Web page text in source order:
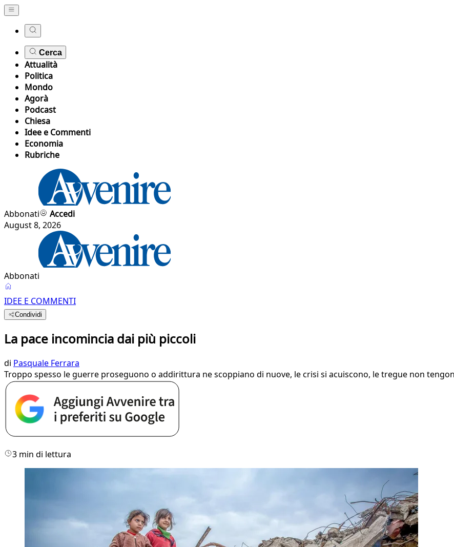
Cerca
Attualità
Politica
Mondo
Agorà
Podcast
Chiesa
Idee e Commenti
Economia
Rubriche
Abbonati
Accedi
August 8, 2026
Abbonati
IDEE E COMMENTI
Condividi
La pace incomincia dai più piccoli
di Pasquale Ferrara
Troppo spesso le guerre proseguono o addirittura ne scoppiano di nuove, le crisi si acuiscono, le tregue non
3 min di lettura